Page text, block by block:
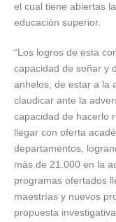
el cual tiene abiertas
educación superior.
“Los logros de esta
capacidad de soñar y
anhelos, de estar a la
claudicar ante la
capacidad de hacerlo
llegar con oferta
departamentos,
más de 21.000 en la
programas ofertados
maestrías y nuevos
propuesta